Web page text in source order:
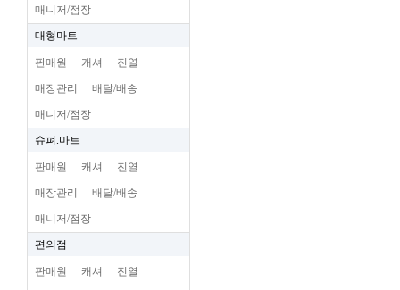
매니저/점장
대형마트
판매원 캐셔 진열
매장관리 배달/배송
매니저/점장
슈펴.마트
판매원 캐셔 진열
매장관리 배달/배송
매니저/점장
편의점
판매원 캐셔 진열